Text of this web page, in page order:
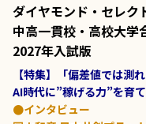
ダイヤモンド・セレク
中高一貫校・高校大学
2027年入試版
【特集】「偏差値では測
AI時代に”稼げる力”を育
●インタビュー